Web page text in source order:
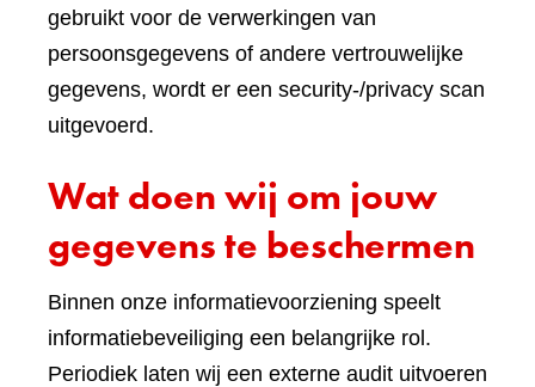
gebruikt voor de verwerkingen van
persoonsgegevens of andere vertrouwelijke
gegevens, wordt er een security-/privacy scan
uitgevoerd.
Wat doen wij om jouw
gegevens te beschermen
Binnen onze informatievoorziening speelt
informatiebeveiliging een belangrijke rol.
Periodiek laten wij een externe audit uitvoeren